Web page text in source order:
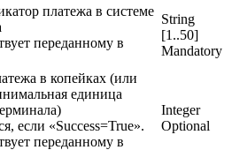
платежа в системе
переданному в
String
[1..50]
Mandatory
в копейках (или
единица
если «Success=True».
переданному в
Integer
Optional